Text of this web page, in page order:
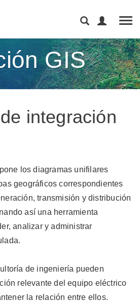
GIS
integración
los diagramas unifilares
geográficos correspondientes
transmisión y distribución
así una herramienta
analizar y administrar
de ingeniería pueden
relevante del equipo eléctrico
la relación entre ellos.